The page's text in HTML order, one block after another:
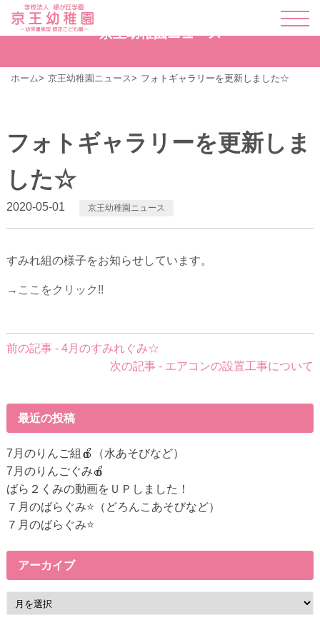
京王幼稚園ニュース
ホーム 京王幼稚園ニュース フォトギャラリーを更新しました☆
フォトギャラリーを更新しま
した☆
2020-05-01 京王幼稚園ニュース
すみれ組の様子をお知らせしています。
→ここをクリック!!
前
へ
の
リ
ン
ク
前の記事 - 4月のすみれぐみ☆
次の記事 - エアコンの設置工事について
最近の投稿
7月のりんご組🍎（水あそびなど）
7月のりんごぐみ🍎
ばら２くみの動画をＵＰしました！
７月のばらぐみ⭐（どろんこあそびなど）
７月のばらぐみ⭐
アーカイブ
ー